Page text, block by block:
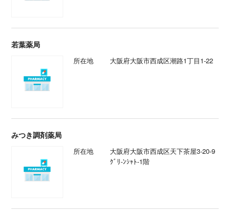
若葉薬局
所在地 大阪府大阪市西成区潮路1丁目1-22
みつき調剤薬局
所在地
大阪府大阪市西成区天下茶屋3-20-9
ｸﾞﾘ-ﾝｼｬﾄ-1階